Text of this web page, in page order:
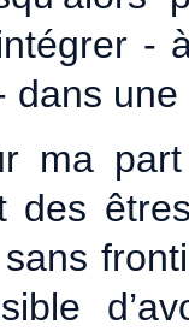
-
dans
ma
des